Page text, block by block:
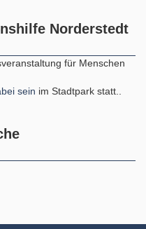
Norderstedt
für Menschen
sein im Stadtpark statt..